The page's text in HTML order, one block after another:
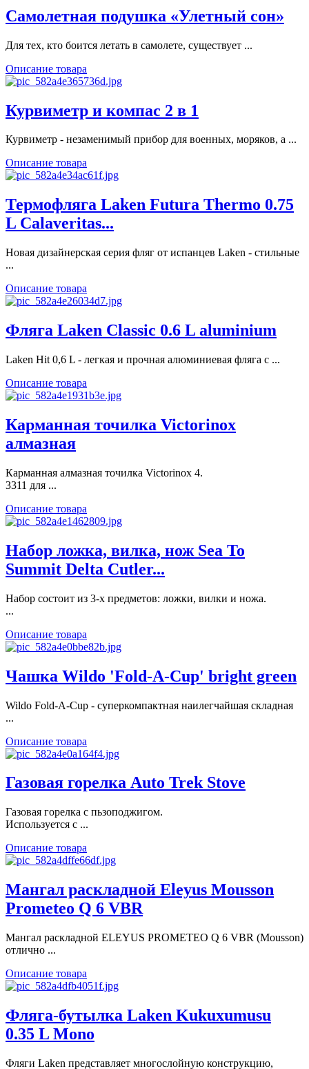
Самолетная подушка «Улетный сон»
Для тех, кто боится летать в самолете, существует ...
Описание товара
Курвиметр и компас 2 в 1
Курвиметр - незаменимый прибор для военных, моряков, а ...
Описание товара
Термофляга Laken Futura Thermo 0.75
L Calaveritas...
Новая дизайнерская серия фляг от испанцев Laken - стильные
...
Описание товара
Фляга Laken Classic 0.6 L aluminium
Laken Hit 0,6 L - легкая и прочная алюминиевая фляга с ...
Описание товара
Карманная точилка Victorinox
алмазная
Карманная алмазная точилка Victorinox 4.
3311 для ...
Описание товара
Набор ложка, вилка, нож Sea To
Summit Delta Cutler...
Набор состоит из 3-х предметов: ложки, вилки и ножа.
...
Описание товара
Чашка Wildo 'Fold-A-Cup' bright green
Wildo Fold-A-Cup - суперкомпактная наилегчайшая складная
...
Описание товара
Газовая горелка Auto Trek Stove
Газовая горелка с пьзоподжигом.
Используется с ...
Описание товара
Мангал раскладной Eleyus Mousson
Prometeo Q 6 VBR
Мангал раскладной ELEYUS PROMETEO Q 6 VBR (Mousson)
отлично ...
Описание товара
Фляга-бутылка Laken Kukuxumusu
0.35 L Mono
Фляги Laken представляет многослойную конструкцию,